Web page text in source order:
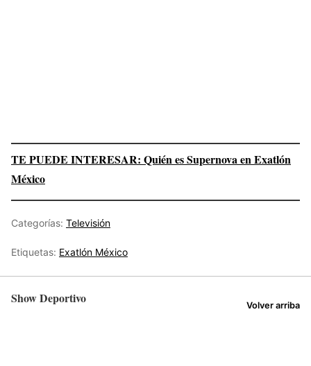
TE PUEDE INTERESAR: Quién es Supernova en Exatlón
México
Categorías: Televisión
Etiquetas: Exatlón México
Show Deportivo Volver arriba